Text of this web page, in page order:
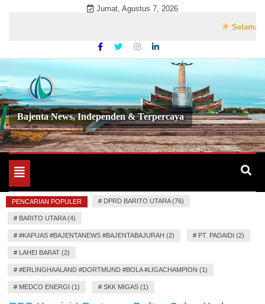
Jumat, Agustus 7, 2026
Selamat
Bajenta News, Independen & Terpercaya
Toggle
navigation
PENCARIAN POPULER # DPRD BARITO UTARA (76)
# BARITO UTARA (4)
# #KAPUAS #BAJENTANEWS #BAJENTABAJURAH (2) # PT. PADAIDI (2)
# LAHEI BARAT (2)
# #ERLINGHAALAND #DORTMUND #BOLA #LIGACHAMPION (1)
# MEDCO ENERGI (1) # SKK MIGAS (1)